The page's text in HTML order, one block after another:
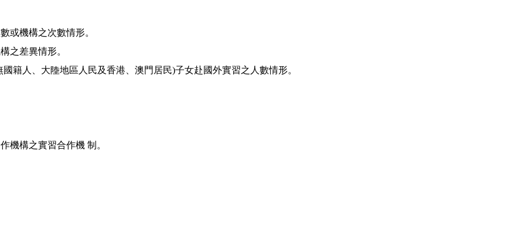
或機構之次數情形。
之差異情形。
籍人、大陸地區人民及香港、澳門居民)子女赴國外實習之人數情形。
機構之實習合作機 制。